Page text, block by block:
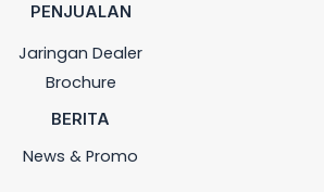
PENJUALAN
Jaringan Dealer
Brochure
BERITA
News & Promo